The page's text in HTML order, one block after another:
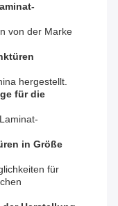
von der Marke
hergestellt.
für die
in Größe
für